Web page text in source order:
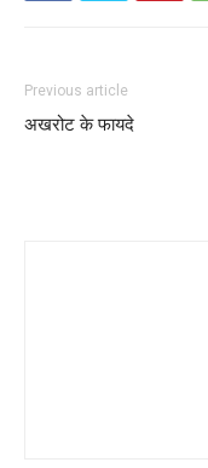
Previous article
अखरोट के फायदे